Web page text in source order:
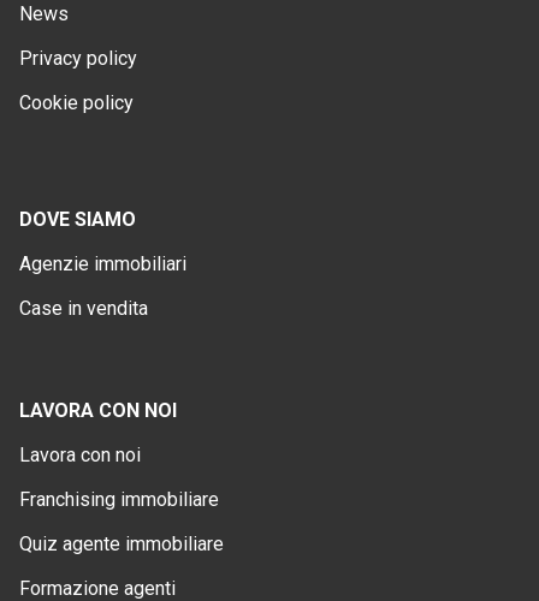
News
Privacy policy
Cookie policy
DOVE SIAMO
Agenzie immobiliari
Case in vendita
LAVORA CON NOI
Lavora con noi
Franchising immobiliare
Quiz agente immobiliare
Formazione agenti